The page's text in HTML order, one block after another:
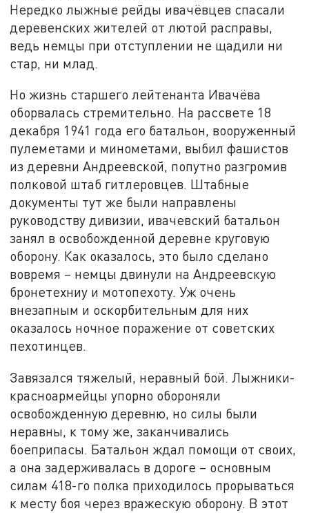
Нередко лыжные рейды ивачёвцев спасали
деревенских жителей от лютой расправы,
ведь немцы при отступлении не щадили ни
стар, ни млад.
Но жизнь старшего лейтенанта Ивачёва
оборвалась стремительно. На рассвете 18
декабря 1941 года его батальон, вооруженный
пулеметами и минометами, выбил фашистов
из деревни Андреевской, попутно разгромив
полковой штаб гитлеровцев. Штабные
документы тут же были направлены
руководству дивизии, ивачевский батальон
занял в освобожденной деревне круговую
оборону. Как оказалось, это было сделано
вовремя – немцы двинули на Андреевскую
бронетехниу и мотопехоту. Уж очень
внезапным и оскорбительным для них
оказалось ночное поражение от советских
пехотинцев.
Завязался тяжелый, неравный бой. Лыжники-
красноармейцы упорно обороняли
освобожденную деревню, но силы были
неравны, к тому же, заканчивались
боеприпасы. Батальон ждал помощи от своих,
а она задерживалась в дороге – основным
силам 418-го полка приходилось прорываться
к месту боя через вражескую оборону. В этот